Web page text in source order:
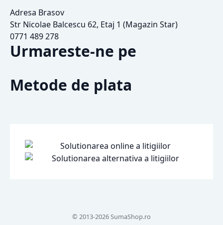
Adresa Brasov
Str Nicolae Balcescu 62, Etaj 1 (Magazin Star)
0771 489 278
Urmareste-ne pe
Metode de plata
© 2013-2026 SumaShop.ro